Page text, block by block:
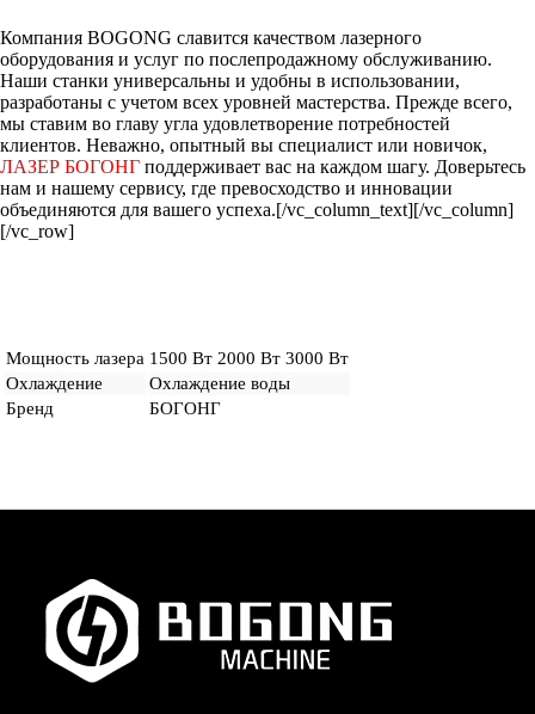
Компания BOGONG славится качеством лазерного
оборудования и услуг по послепродажному обслуживанию.
Наши станки универсальны и удобны в использовании,
разработаны с учетом всех уровней мастерства. Прежде всего,
мы ставим во главу угла удовлетворение потребностей
клиентов. Неважно, опытный вы специалист или новичок,
ЛАЗЕР БОГОНГ поддерживает вас на каждом шагу. Доверьтесь
нам и нашему сервису, где превосходство и инновации
объединяются для вашего успеха.[/vc_column_text][/vc_column]
[/vc_row]
Мощность лазера 1500 Вт 2000 Вт 3000 Вт
Охлаждение
Охлаждение воды
Бренд
БОГОНГ